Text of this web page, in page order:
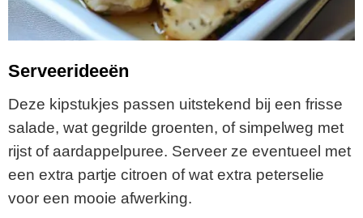
Serveerideeën
Deze kipstukjes passen uitstekend bij een frisse
salade, wat gegrilde groenten, of simpelweg met
rijst of aardappelpuree. Serveer ze eventueel met
een extra partje citroen of wat extra peterselie
voor een mooie afwerking.